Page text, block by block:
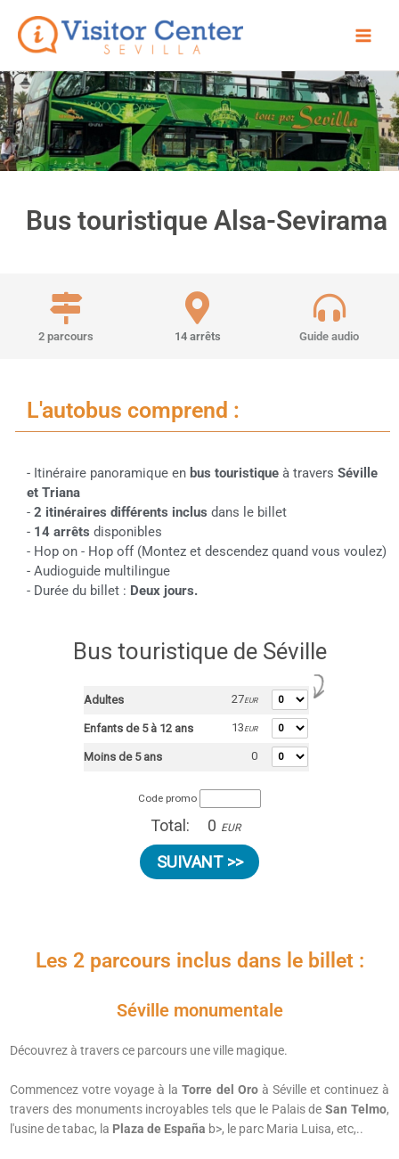
contenu
Bus touristique Alsa-Sevirama
2 parcours 14 arrêts Guide audio
L'autobus comprend :
- Itinéraire panoramique en bus touristique à travers Séville
et Triana
- 2 itinéraires différents inclus dans le billet
- 14 arrêts disponibles
- Hop on - Hop off (Montez et descendez quand vous voulez)
- Audioguide multilingue
- Durée du billet : Deux jours.
Les 2 parcours inclus dans le billet :
Séville monumentale
Découvrez à travers ce parcours une ville magique.
Commencez votre voyage à laTorre del Oroà Séville et continuez à
travers des monuments incroyables tels que le Palais deSan Telmo,
l'usine de tabac, la Plaza de España b>, le parc Maria Luisa, etc,..